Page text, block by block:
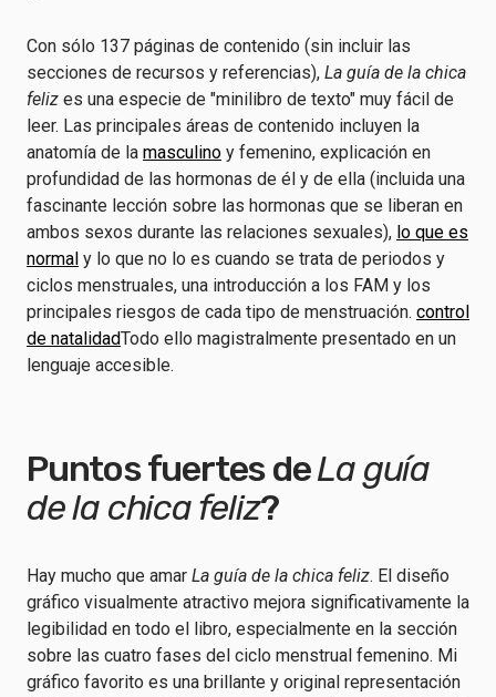
Con sólo 137 páginas de contenido (sin incluir las
secciones de recursos y referencias), La guía de la chica
feliz es una especie de "minilibro de texto" muy fácil de
leer. Las principales áreas de contenido incluyen la
anatomía de la masculino y femenino, explicación en
profundidad de las hormonas de él y de ella (incluida una
fascinante lección sobre las hormonas que se liberan en
ambos sexos durante las relaciones sexuales), lo que es
normal y lo que no lo es cuando se trata de periodos y
ciclos menstruales, una introducción a los FAM y los
principales riesgos de cada tipo de menstruación. control
de natalidadTodo ello magistralmente presentado en un
lenguaje accesible.
Puntos fuertes deLa guía
de la chica feliz?
Hay mucho que amar La guía de la chica feliz. El diseño
gráfico visualmente atractivo mejora significativamente la
legibilidad en todo el libro, especialmente en la sección
sobre las cuatro fases del ciclo menstrual femenino. Mi
gráfico favorito es una brillante y original representación